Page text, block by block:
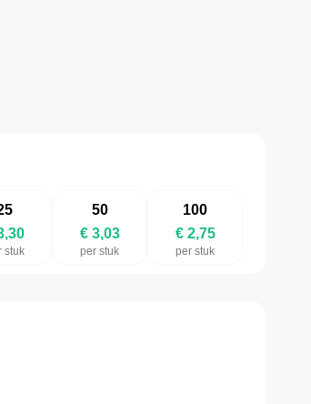
stuk
50
€ 3,03
per stuk
100
€ 2,75
per stuk